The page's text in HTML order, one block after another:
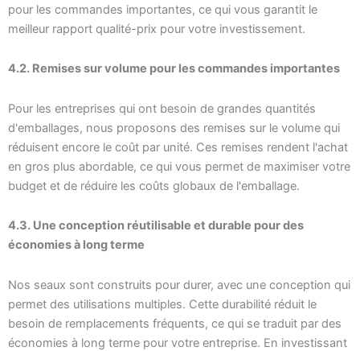
pour les commandes importantes, ce qui vous garantit le
meilleur rapport qualité-prix pour votre investissement.
4.2. Remises sur volume pour les commandes importantes
Pour les entreprises qui ont besoin de grandes quantités
d'emballages, nous proposons des remises sur le volume qui
réduisent encore le coût par unité. Ces remises rendent l'achat
en gros plus abordable, ce qui vous permet de maximiser votre
budget et de réduire les coûts globaux de l'emballage.
4.3. Une conception réutilisable et durable pour des
économies à long terme
Nos seaux sont construits pour durer, avec une conception qui
permet des utilisations multiples. Cette durabilité réduit le
besoin de remplacements fréquents, ce qui se traduit par des
économies à long terme pour votre entreprise. En investissant